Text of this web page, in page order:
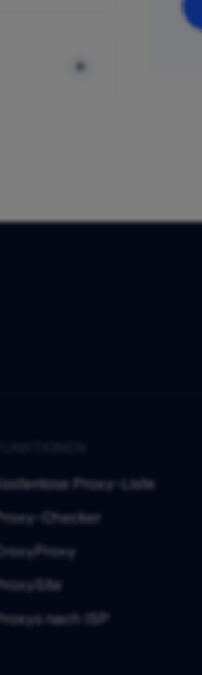
Proxy-Liste
Checker
CroxyProxy
nach ISP